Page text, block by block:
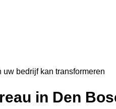
in Den